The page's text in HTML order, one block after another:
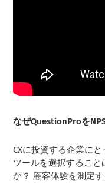
なぜQuestionProを
CXに投資する企業に
ツールを選択するこ
か？ 顧客体験を測定